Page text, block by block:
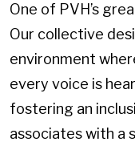
One of PVH’s
Our collective
environment
every voice is
fostering an
associates with a